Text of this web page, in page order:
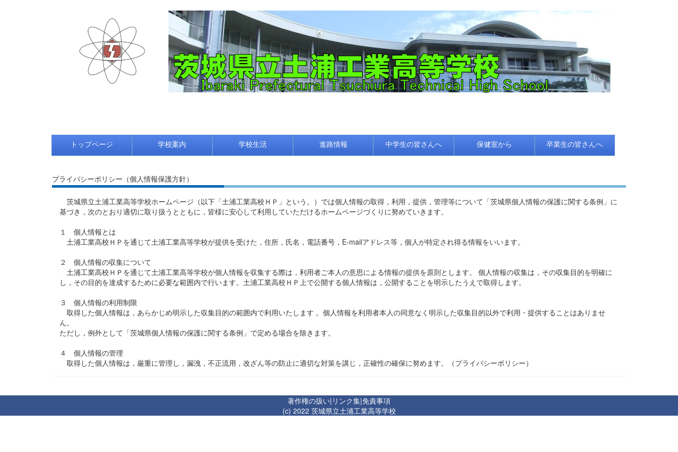
トップページ 学校案内 学校生活 進路情報 中学生の皆さんへ 保健室から 卒業生の皆さんへ
プライバシーポリシー（個人情報保護方針）
茨城県立土浦工業高等学校ホームページ（以下「土浦工業高校ＨＰ」という。）では個人情報の取得，利用，提供，管理等について「茨城県個人情報の保護に関する条例」に
基づき，次のとおり適切に取り扱うとともに，皆様に安心して利用していただけるホームページづくりに努めていきます。
１ 個人情報とは
土浦工業高校ＨＰを通じて土浦工業高等学校が提供を受けた，住所，氏名，電話番号，E-mailアドレス等，個人が特定され得る情報をいいます。
２ 個人情報の収集について
土浦工業高校ＨＰを通じて土浦工業高等学校が個人情報を収集する際は，利用者ご本人の意思による情報の提供を原則とします。 個人情報の収集は，その収集目的を明確に
し，その目的を達成するために必要な範囲内で行います。土浦工業高校ＨＰ上で公開する個人情報は，公開することを明示したうえで取得します。
３ 個人情報の利用制限
取得した個人情報は，あらかじめ明示した収集目的の範囲内で利用いたします 。個人情報を利用者本人の同意なく明示した収集目的以外で利用・提供することはありませ
ん。
ただし，例外として「茨城県個人情報の保護に関する条例」で定める場合を除きます。
４ 個人情報の管理
取得した個人情報は，厳重に管理し，漏洩，不正流用，改ざん等の防止に適切な対策を講じ，正確性の確保に努めます。（プライバシーポリシー）
著作権の扱い| リンク集|免責事項
(c) 2022 茨城県立土浦工業高等学校